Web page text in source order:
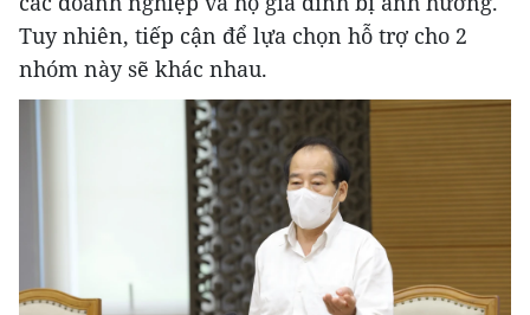
Tuy nhiên, tiếp cận để lựa chọn hỗ trợ cho 2
nhóm này sẽ khác nhau.